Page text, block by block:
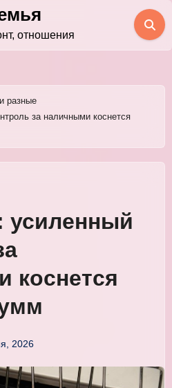
отношения
разные
за наличными коснется
усиленный
коснется
2026